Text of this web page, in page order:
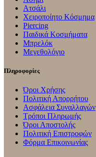
Ατσάλι
Χειροποίητο Κόσμημα
Piercing
Παιδικά Κοσμήματα
Μπρελόκ
Μεγεθολόγιο
Πληροφορίες
Όροι Χρήσης
Πολιτική Απορρήτου
Ασφάλεια Συναλλαγών
Τρόποι Πληρωμής
Όροι Αποστολής
Πολιτική Επιστροφών
Φόρμα Επικοινωνίας